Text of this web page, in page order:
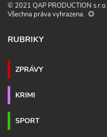
© 2021 QAP PRODUCTION s.r.o.
Všechna práva vyhrazena.
RUBRIKY
ZPRÁVY
KRIMI
SPORT